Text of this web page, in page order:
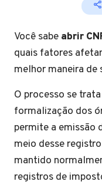
Você sabe abrir
quais fatores
melhor maneira de
O processo se
formalização dos
permite a emissão
meio desse
mantido
registros de